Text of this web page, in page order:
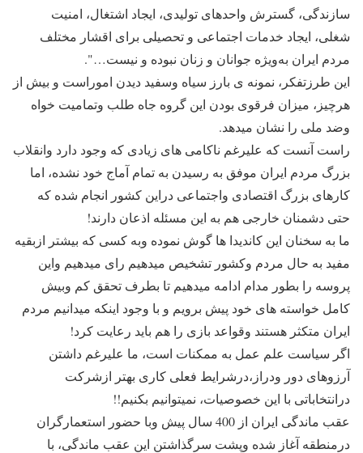
سازندگی، گسترش واحدهای تولیدی، ایجاد اشتغال، امنیت
شغلی، ایجاد خدمات اجتماعی و تحصیلی برای اقشار مختلف
مردم ایران به‌ویژه جوانان و زنان نبوده و نیست…".
این طرزتفکر، نمونه ی بارز سیاه وسفید دیدن اموراست و بیش از
هرچیز، میزان فرقوی بودن این گروه جاه طلب وتمامیت خواه
وضد ملی را نشان میدهد.
راست آنست که علیرغم ناکامی های زیادی که وجود دارد وانقلاب
بزرگ مردم ایران موفق به رسیدن به تمام آماج خود نشده، اما
کارهای بزرگ اقتصادی واجتماعی دراین کشور انجام شده که
حتی دشمنان خارجی هم به این مسئله اذعان دارند!
ما به سخنان این کاندیدا ها گوش نموده وبه کسی که بیشتر ازبقیه
مفید به حال مردم وکشور تشخیص میدهیم رای میدهیم واین
پروسه را بطور مدام ادامه میدهیم تا بطرف تحقق کم وبیش
کامل خواسته های خود پیش برویم و با وجود اینکه میدانیم مردم
ایران متکثر هستند وقواعد بازی را هم باید رعایت کرد!
اگر سیاست علم عمل به ممکنات است، ما علیرغم داشتن
آرزوهای دور ودراز،درشرایط فعلی کاری بهتر ازشرکت
درانتخاباتی با این خصوصیات، نمیتوانیم بکنیم!!
عقب ماندگی ایران از 400 سال پیش وبا حضور استعمارگران
درمنطقه آغاز شده وپشت سرگذاشتن این عقب ماندگی، با